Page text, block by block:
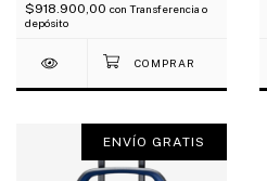
$918.900,00 con Transferencia o
depósito
ENVÍO GRATIS